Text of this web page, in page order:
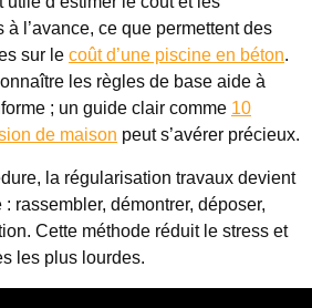
l’avance, ce que permettent des
sur le coût d’une piscine en béton.
les règles de base aide à
; un guide clair comme 10
de maison peut s’avérer précieux.
la régularisation travaux devient
rassembler, démontrer, déposer,
Cette méthode réduit le stress et
les plus lourdes.